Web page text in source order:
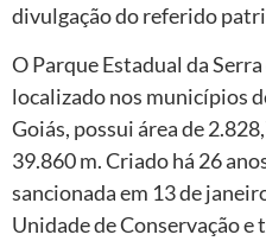
divulgação do referido
O Parque Estadual da Serra
localizado nos municípios
Goiás, possui área de
39.860 m. Criado há 26
sancionada em 13 de
Unidade de Conservação e